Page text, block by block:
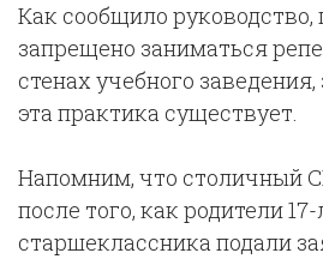
Как сообщило
запрещено заниматься
стенах учебного
эта практика существует.
Напомним, что столичный
после того, как родители
старшеклассника подали